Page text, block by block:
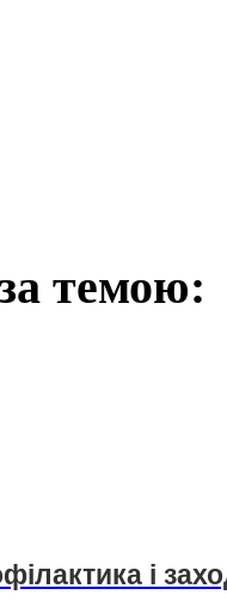
темою:
і